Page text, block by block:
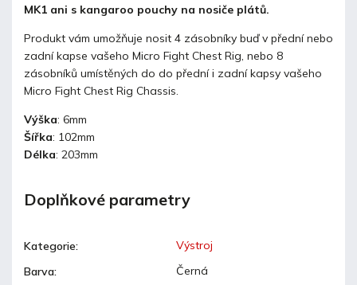
MK1 ani s kangaroo pouchy na nosiče plátů.
Produkt vám umožňuje nosit 4 zásobníky buď v přední nebo
zadní kapse vašeho Micro Fight Chest Rig, nebo 8
zásobníků umístěných do do přední i zadní kapsy vašeho
Micro Fight Chest Rig Chassis.
Výška: 6mm
Šířka: 102mm
Délka: 203mm
Doplňkové parametry
Kategorie:
Výstroj
Barva:
Černá